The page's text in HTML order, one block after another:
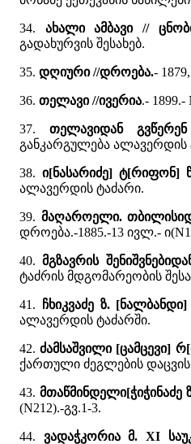
34. ახალი ამბავი //
გადახურვის შესახებ.
35. დღიური //დროება.-
36. თელავი //ივერია.-
37.თელავიდან
განკარგულება ალავერდის
38.ი[ნასარიძე] ტ[რიფონ]
ალავერდის ტაძარი.
39. მაღაროელი.
დროება.-1885.-13 ივლ.-
40.მგზავრის
ტაძრის მდგომარეობის
41.
ჩხიკვაძე ზ.
ალავერდის ტაძარში.
42.ძამსაშვილი [ცამცევი]
ქართული ძეგლების
43.
(N212).-გვ.1-3.
44. ვადაჭკორია მ. XI